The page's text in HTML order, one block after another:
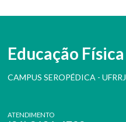
Educação Física
CAMPUS SEROPÉDICA - UFRRJ
ATENDIMENTO